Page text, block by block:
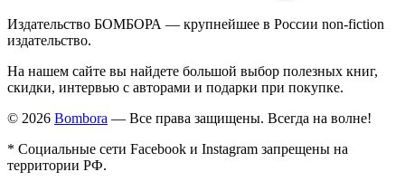
Издательство БОМБОРА — крупнейшее в России non-fiction
издательство.
На нашем сайте вы найдете большой выбор полезных книг,
скидки, интервью с авторами и подарки при покупке.
© 2026 Bombora — Все права защищены. Всегда на волне!
* Социальные сети Facebook и Instagram запрещены на
территории РФ.